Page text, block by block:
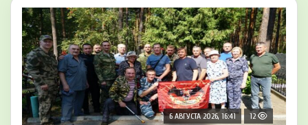
6 АВГУСТА 2026, 16:41 12